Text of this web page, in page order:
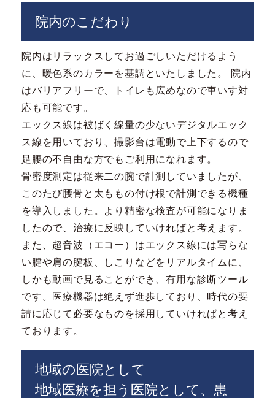
院内のこだわり
院内はリラックスしてお過ごしいただけるよう
に、暖色系のカラーを基調といたしました。 院内
はバリアフリーで、トイレも広めなので車いす対
応も可能です。
エックス線は被ばく線量の少ないデジタルエック
ス線を用いており、撮影台は電動で上下するので
足腰の不自由な方でもご利用になれます。
骨密度測定は従来二の腕で計測していましたが、
このたび腰骨と太ももの付け根で計測できる機種
を導入しました。より精密な検査が可能になりま
したので、治療に反映していければと考えます。
また、超音波（エコー）はエックス線には写らな
い腱や肩の腱板、しこりなどをリアルタイムに、
しかも動画で見ることができ、有用な診断ツール
です。医療機器は絶えず進歩しており、時代の要
請に応じて必要なものを採用していければと考え
ております。
地域の医院として
地域医療を担う医院として、患